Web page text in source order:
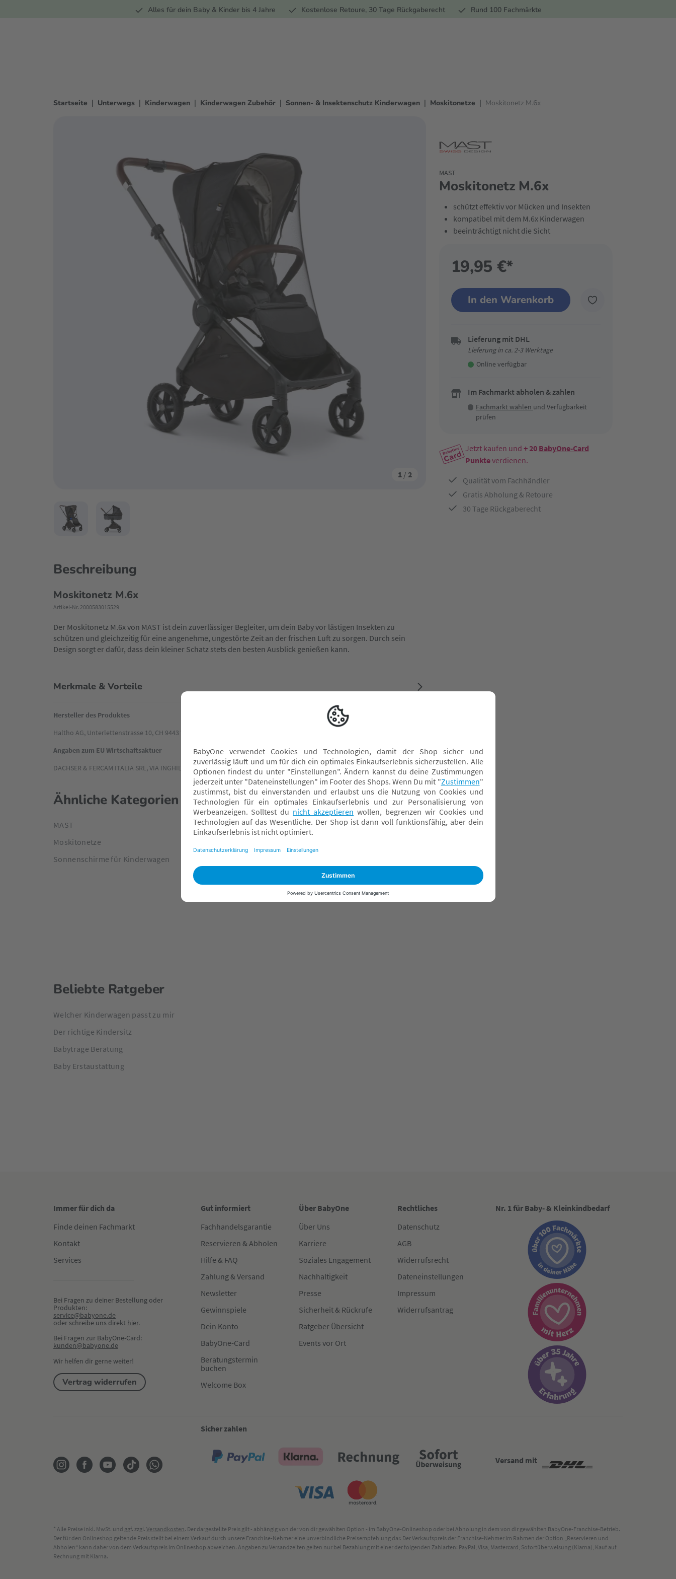
Alles für dein Baby & Kinder bis 4 Jahre Kostenlose Retoure, 30 Tage Rückgaberecht Rund 100 Fachmärkte
Startseite | Unterwegs | Kinderwagen | Kinderwagen Zubehör | Sonnen- & Insektenschutz Kinderwagen | Moskitonetze | Moskitonetz M.6x
1 /2
Moskitonetz M.6x
MAST
schützt effektiv vor Mücken und Insekten
kompatibel mit dem M.6x Kinderwagen
beeinträchtigt nicht die Sicht
19,95 €*
In den Warenkorb
Lieferung mit DHL
Lieferung in ca. 2-3 Werktage
Online verfügbar
Im Fachmarkt abholen & zahlen
Fachmarkt wählen und Verfügbarkeit
prüfen
Jetzt kaufen und + 20 BabyOne-Card
Punkteverdienen.
Qualität vom Fachhändler
Gratis Abholung & Retoure
30 Tage Rückgaberecht
Beschreibung
Moskitonetz M.6x
Artikel-Nr. 2000583015529
Der Moskitonetz M.6x von MAST ist dein zuverlässiger Begleiter, um dein Baby vor lästigen Insekten zu
schützen und gleichzeitig für eine angenehme, ungestörte Zeit an der frischen Luft zu sorgen. Durch sein
Design sorgt er dafür, dass dein kleiner Schatz stets den besten Ausblick genießen kann.
Merkmale & Vorteile
Hersteller des Produktes
Haltho AG, Unterlettenstrasse 10, CH 9443 Widnau. Info@haltho.com
Angaben zum EU Wirtschaftsaktuer
DACHSER & FERCAM ITALIA SRL, VIA INGHILTERRA 10 35127 PADOVA Tel: +390497627300, padova@dachser.fercam.it
Ähnliche Kategorien
MAST
Moskitonetze
Sonnenschirme für Kinderwagen
Beliebte Ratgeber
Welcher Kinderwagen passt zu mir
Der richtige Kindersitz
Babytrage Beratung
Baby Erstaustattung
Immer für dich da
Finde deinen Fachmarkt
Kontakt
Services
Bei Fragen zu deiner Bestellung oder
Produkten:
service@babyone.de
oder schreibe uns direkt hier.
Bei Fragen zur BabyOne-Card:
kunden@babyone.de
Wir helfen dir gerne weiter!
Vertrag widerrufen
Gut informiert
Fachhandelsgarantie
Reservieren & Abholen
Hilfe & FAQ
Zahlung & Versand
Newsletter
Gewinnspiele
Dein Konto
BabyOne-Card
Beratungstermin
buchen
Welcome Box
Über BabyOne
Über Uns
Karriere
Soziales Engagement
Nachhaltigkeit
Presse
Sicherheit & Rückrufe
Ratgeber Übersicht
Events vor Ort
Rechtliches
Datenschutz
AGB
Widerrufsrecht
Dateneinstellungen
Impressum
Widerrufsantrag
Nr. 1 für Baby- & Kleinkindbedarf
Sicher zahlen
Versand mit
* Alle Preise inkl. MwSt. und ggf. zzgl. Versandkosten. Der dargestellte Preis gilt - abhängig von der von dir gewählten Option - im BabyOne-Onlineshop oder bei Abholung in dem von dir gewählten BabyOne-Franchise-Betrieb.
Der für den Onlineshop geltende Preis stellt bei einem Verkauf durch unsere Franchise-Nehmer eine unverbindliche Preisempfehlung dar. Der Verkaufspreis der Franchise-Nehmer im Rahmen der Option „Reservieren und
Abholen“ kann daher von dem Verkaufspreis im Onlineshop abweichen. Angaben zu Versandzeiten gelten nur bei Bezahlung mit einer der folgenden Zahlarten: PayPal, Visa, Mastercard, Sofortüberweisung (Klarna), Kauf auf
Rechnung mit Klarna.